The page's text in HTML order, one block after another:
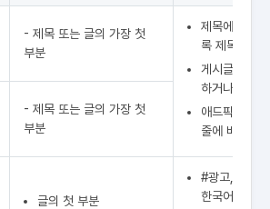
- 제목 또는 글의 가장 첫
부분
제목에 표시
록 제목 길이
게시글 첫 부
하거나 글자
애드픽 스폰
줄에 배너 등
- 제목 또는 글의 가장 첫
부분
글의 첫 부분
#광고, #유료
한국어 해시